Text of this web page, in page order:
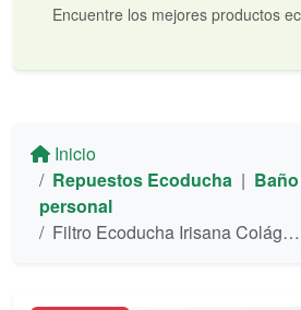
Encuentre los mejores productos
Inicio
Repuestos Ecoducha |
personal
Filtro Ecoducha Irisana Colágeno y Vitamina C